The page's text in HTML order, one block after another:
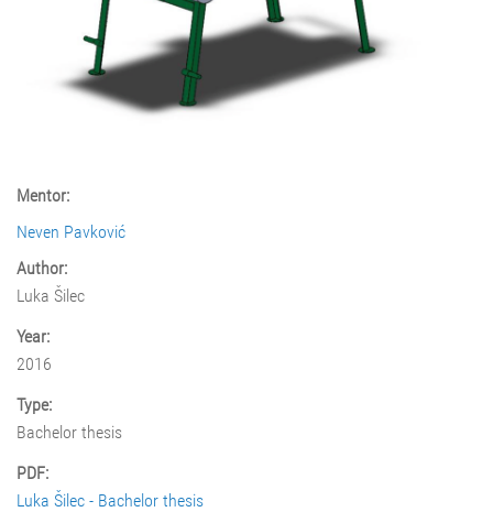
Mentor:
Neven Pavković
Author:
Luka Šilec
Year:
2016
Type:
Bachelor thesis
PDF:
Luka Šilec - Bachelor thesis